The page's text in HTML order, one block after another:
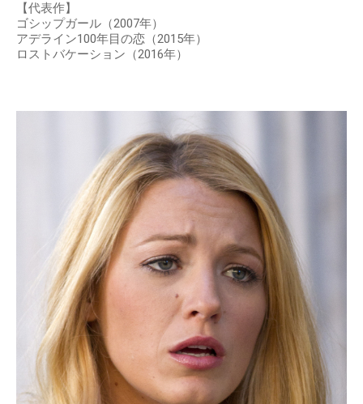
【代表作】
ゴシップガール（2007年）
アデライン100年目の恋（2015年）
ロストバケーション（2016年）